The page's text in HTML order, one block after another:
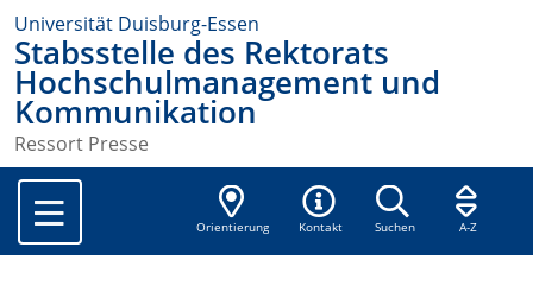
Universität Duisburg-Essen
Stabsstelle des Rektorats
Hochschulmanagement und
Kommunikation
Ressort Presse
Orientierung Kontakt Suchen A-Z